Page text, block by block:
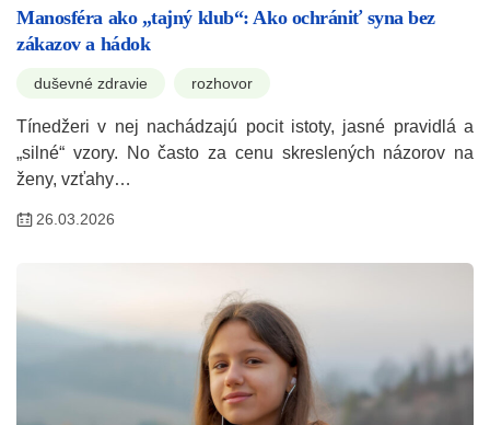
Manosféra ako „tajný klub“: Ako ochrániť syna bez
zákazov a hádok
duševné zdravie rozhovor
Tínedžeri v nej nachádzajú pocit istoty, jasné pravidlá a
„silné“ vzory. No často za cenu skreslených názorov na
ženy, vzťahy…
26.03.2026